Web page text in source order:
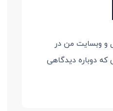
و وبسایت من در
که دوباره دیدگاهی